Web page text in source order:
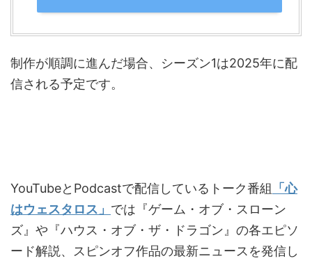
制作が順調に進んだ場合、シーズン1は2025年に配
信される予定です。
YouTubeとPodcastで配信しているトーク番組 「心
はウェスタロス」 では『ゲーム・オブ・スローン
ズ』や『ハウス・オブ・ザ・ドラゴン』の各エピソ
ード解説、スピンオフ作品の最新ニュースを発信し